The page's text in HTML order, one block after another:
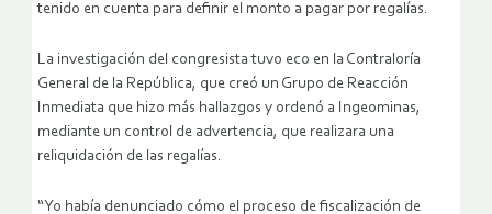
tenido en cuenta para definir el monto a pagar por regalías.
La investigación del congresista tuvo eco en la Contraloría
General de la República, que creó un Grupo de Reacción
Inmediata que hizo más hallazgos y ordenó a Ingeominas,
mediante un control de advertencia, que realizara una
reliquidación de las regalías.
“Yo había denunciado cómo el proceso de fiscalización de